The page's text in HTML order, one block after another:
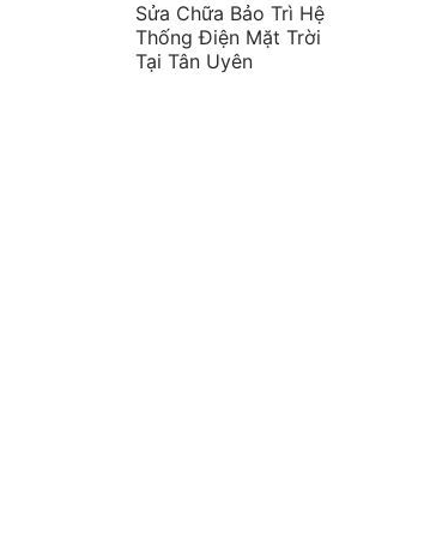
Sửa Chữa Bảo Trì Hệ
Thống Điện Mặt Trời
Tại Tân Uyên